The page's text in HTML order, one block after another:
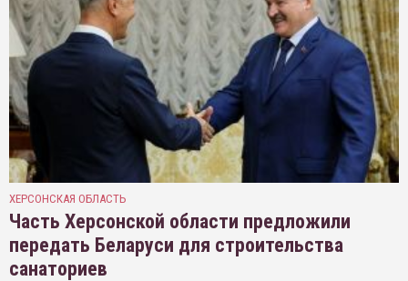
ХЕРСОНСКАЯ ОБЛАСТЬ
Часть Херсонской области предложили
передать Беларуси для строительства
санаториев